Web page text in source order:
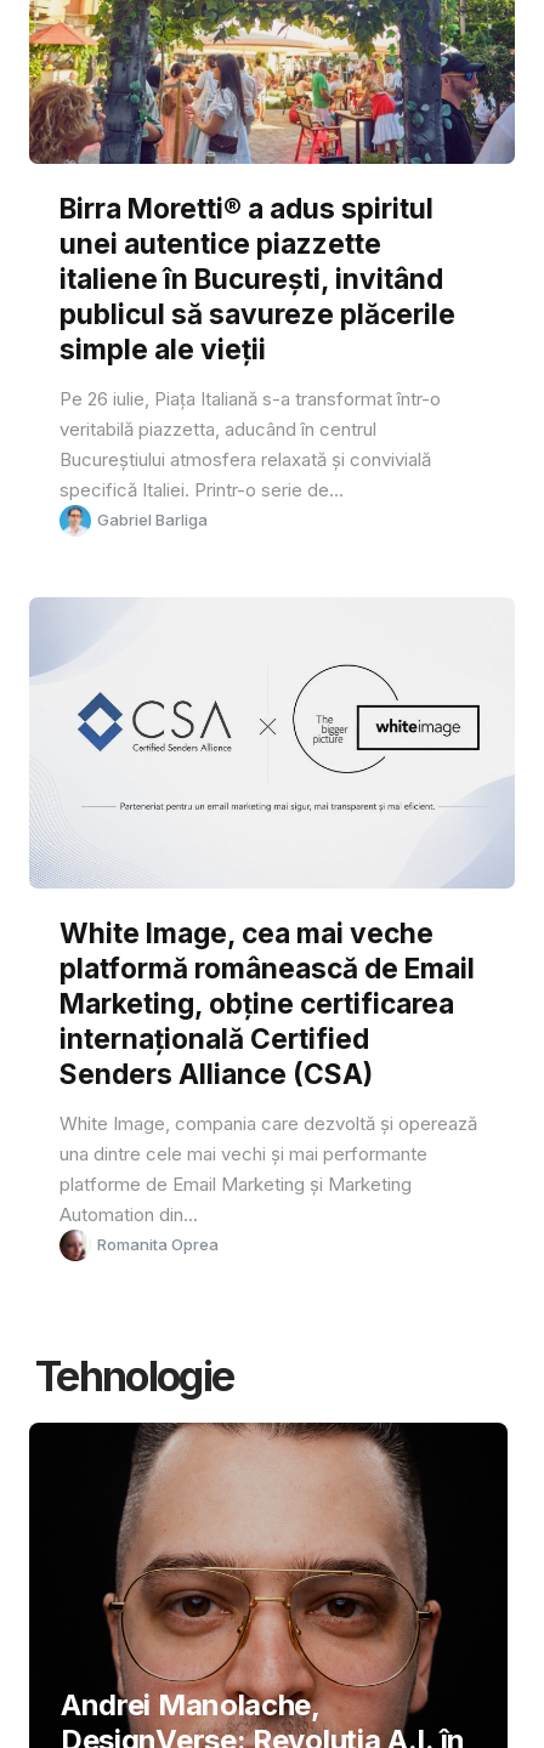
Birra Moretti® a adus spiritul
unei autentice piazzette
italiene în București, invitând
publicul să savureze plăcerile
simple ale vieții
Pe 26 iulie, Piața Italiană s-a transformat într-o
veritabilă piazzetta, aducând în centrul
Bucureștiului atmosfera relaxată și convivială
specifică Italiei. Printr-o serie de...
Gabriel Barliga
White Image, cea mai veche
platformă românească de Email
Marketing, obține certificarea
internațională Certified
Senders Alliance (CSA)
White Image, compania care dezvoltă și operează
una dintre cele mai vechi și mai performante
platforme de Email Marketing și Marketing
Automation din...
Romanita Oprea
Tehnologie
Andrei Manolache,
DesignVerse: Revoluția A.I. în